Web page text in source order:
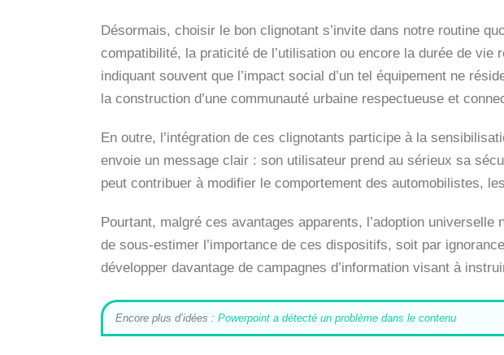
Désormais, choisir le bon clignotant s’invite dans notre routine
compatibilité, la praticité de l’utilisation ou encore la durée de
indiquant souvent que l’impact social d’un tel équipement ne
la construction d’une communauté urbaine respectueuse et
En outre, l’intégration de ces clignotants participe à la
envoie un message clair : son utilisateur prend au sérieux sa
peut contribuer à modifier le comportement des automobilistes,
Pourtant, malgré ces avantages apparents, l’adoption
de sous-estimer l’importance de ces dispositifs, soit par
développer davantage de campagnes d’information visant à
Encore plus d’idées : Powerpoint a détecté un problème dans le contenu